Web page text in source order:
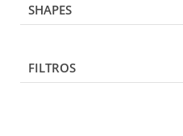
SHAPES
FILTROS